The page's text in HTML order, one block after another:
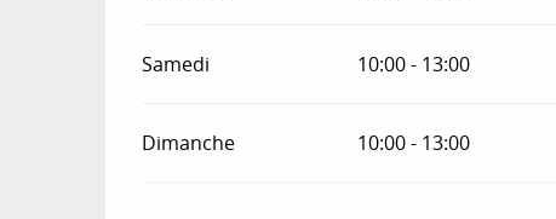
Samedi 10:00 - 13:00
Dimanche 10:00 - 13:00